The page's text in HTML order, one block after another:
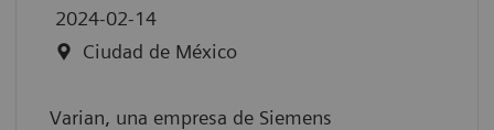
2024-02-14
Ciudad de México
Varian, una empresa de Siemens